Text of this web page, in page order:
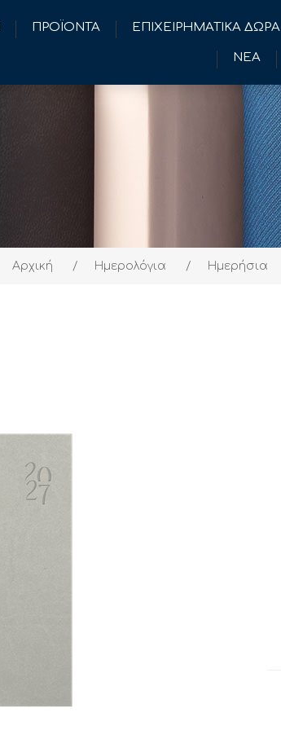
ΠΡΟΪΟΝΤΑ ΕΠΙΧΕΙΡΗΜΑΤΙΚΑ ΔΩΡΑ
ΝΕΑ
Αρχική / Ημερολόγια / Ημερήσια